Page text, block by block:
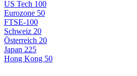
US Tech 100
Eurozone 50
FTSE-100
Schweiz 20
Österreich 20
Japan 225
Hong Kong 50